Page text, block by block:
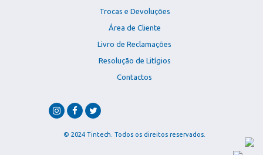
Trocas e Devoluções
Área de Cliente
Livro de Reclamações
Resolução de Litígios
Contactos
© 2024 Tintech. Todos os direitos reservados.